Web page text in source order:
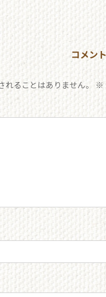
コメン
ることはありません。 ※